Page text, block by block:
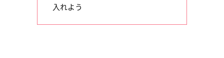
入れよう